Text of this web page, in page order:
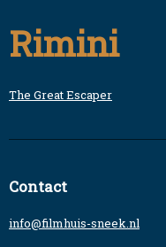
to
content
Rimini
Bericht
navigatie
The Great Escaper
Contact
info@filmhuis-sneek.nl